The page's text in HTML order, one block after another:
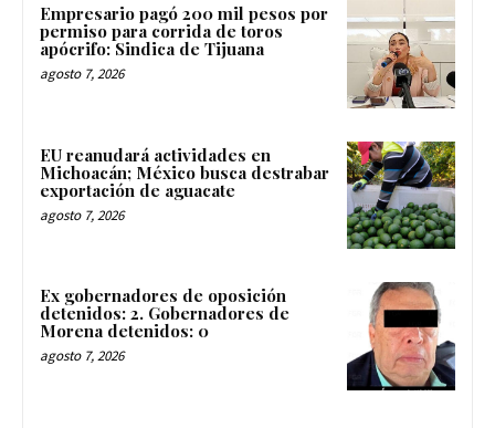
Empresario pagó 200 mil pesos por
permiso para corrida de toros
apócrifo: Sindica de Tijuana
agosto 7, 2026
EU reanudará actividades en
Michoacán; México busca destrabar
exportación de aguacate
agosto 7, 2026
Ex gobernadores de oposición
detenidos: 2. Gobernadores de
Morena detenidos: 0
agosto 7, 2026